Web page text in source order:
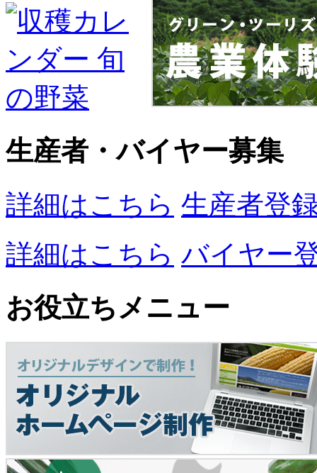
生産者・バイヤー募集
詳細はこちら 生産者登
詳細はこちら バイヤー
お役立ちメニュー